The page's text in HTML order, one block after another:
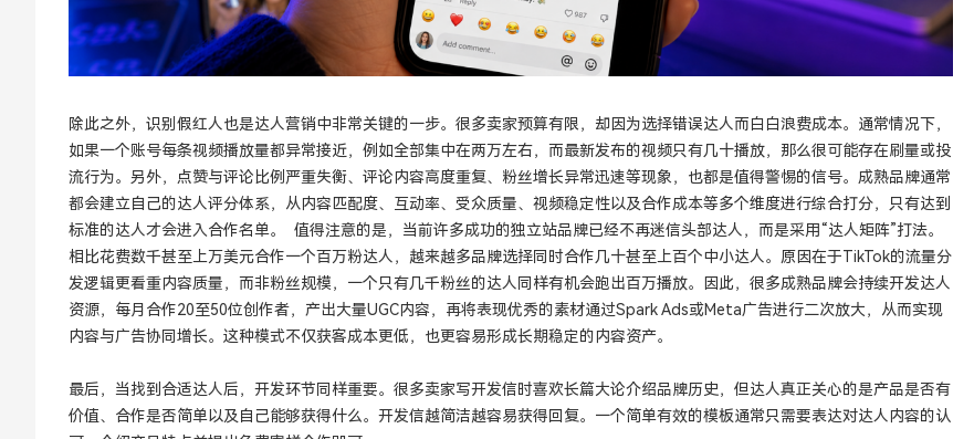
除此之外，识别假红人也是达人营销中非常关键的一步。很多卖家预算有限，却因为选择错误达人而白白浪费成本。通常情况下，
如果一个账号每条视频播放量都异常接近，例如全部集中在两万左右，而最新发布的视频只有几十播放，那么很可能存在刷量或投
流行为。另外，点赞与评论比例严重失衡、评论内容高度重复、粉丝增长异常迅速等现象，也都是值得警惕的信号。成熟品牌通常
都会建立自己的达人评分体系，从内容匹配度、互动率、受众质量、视频稳定性以及合作成本等多个维度进行综合打分，只有达到
标准的达人才会进入合作名单。 值得注意的是，当前许多成功的独立站品牌已经不再迷信头部达人，而是采用“达人矩阵”打法。
相比花费数千甚至上万美元合作一个百万粉达人，越来越多品牌选择同时合作几十甚至上百个中小达人。原因在于TikTok的流量分
发逻辑更看重内容质量，而非粉丝规模，一个只有几千粉丝的达人同样有机会跑出百万播放。因此，很多成熟品牌会持续开发达人
资源，每月合作20至50位创作者，产出大量UGC内容，再将表现优秀的素材通过Spark Ads或Meta广告进行二次放大，从而实现
内容与广告协同增长。这种模式不仅获客成本更低，也更容易形成长期稳定的内容资产。
最后，当找到合适达人后，开发环节同样重要。很多卖家写开发信时喜欢长篇大论介绍品牌历史，但达人真正关心的是产品是否有
价值、合作是否简单以及自己能够获得什么。开发信越简洁越容易获得回复。一个简单有效的模板通常只需要表达对达人内容的认